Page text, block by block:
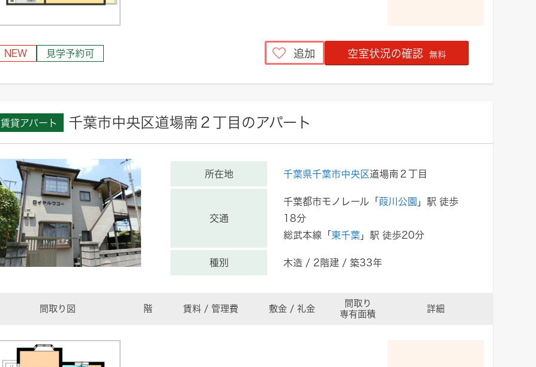
NEW 見学予約可 追加 空室状況の確認 無料
賃貸アパート 千葉市中央区道場南２丁目のアパート
所在地 千葉県千葉市中央区道場南２丁目
交通
千葉都市モノレール「 葭川公園 」駅 徒歩
18分
総武本線「 東千葉 」駅 徒歩20分
種別 木造 / 2階建 / 築33年
間取り図 階 賃料 / 管理費 敷金 / 礼金
間取り
専有面積
詳細